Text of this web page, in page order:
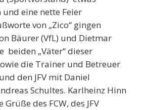
eine nette Feier
von „Zico“ gingen
Bäurer (VfL) und Dietmar
beiden „Väter“ dieser
die Trainer und Betreuer
den JFV mit Daniel
Schultes. Karlheinz Hinn
des FCW, des JFV